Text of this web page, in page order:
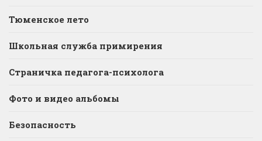
Тюменское лето
Школьная служба примирения
Страничка педагога-психолога
Фото и видео альбомы
Безопасность